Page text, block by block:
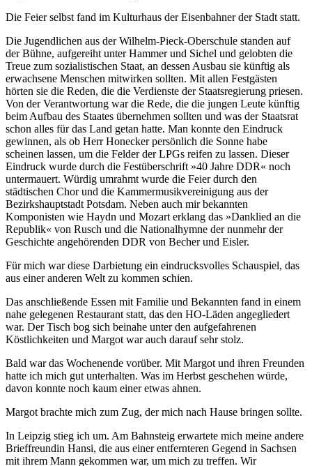
Die Feier selbst fand im Kulturhaus der Eisenbahner der Stadt statt.
Die Jugendlichen aus der Wilhelm-Pieck-Oberschule standen auf
der Bühne, aufgereiht unter Hammer und Sichel und gelobten die
Treue zum sozialistischen Staat, an dessen Ausbau sie künftig als
erwachsene Menschen mitwirken sollten. Mit allen Festgästen
hörten sie die Reden, die die Verdienste der Staatsregierung priesen.
Von der Verantwortung war die Rede, die die jungen Leute künftig
beim Aufbau des Staates übernehmen sollten und was der Staatsrat
schon alles für das Land getan hatte. Man konnte den Eindruck
gewinnen, als ob Herr Honecker persönlich die Sonne habe
scheinen lassen, um die Felder der LPGs reifen zu lassen. Dieser
Eindruck wurde durch die Festüberschrift »40 Jahre DDR« noch
untermauert. Würdig umrahmt wurde die Feier durch den
städtischen Chor und die Kammermusikvereinigung aus der
Bezirkshauptstadt Potsdam. Neben auch mir bekannten
Komponisten wie Haydn und Mozart erklang das »Danklied an die
Republik« von Rusch und die Nationalhymne der nunmehr der
Geschichte angehörenden DDR von Becher und Eisler.
Für mich war diese Darbietung ein eindrucksvolles Schauspiel, das
aus einer anderen Welt zu kommen schien.
Das anschließende Essen mit Familie und Bekannten fand in einem
nahe gelegenen Restaurant statt, das den HO-Läden angegliedert
war. Der Tisch bog sich beinahe unter den aufgefahrenen
Köstlichkeiten und Margot war auch darauf sehr stolz.
Bald war das Wochenende vorüber. Mit Margot und ihren Freunden
hatte ich mich gut unterhalten. Was im Herbst geschehen würde,
davon konnte noch kaum einer etwas ahnen.
Margot brachte mich zum Zug, der mich nach Hause bringen sollte.
In Leipzig stieg ich um. Am Bahnsteig erwartete mich meine andere
Brieffreundin Hansi, die aus einer entfernteren Gegend in Sachsen
mit ihrem Mann gekommen war, um mich zu treffen. Wir